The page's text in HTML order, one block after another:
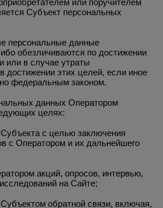
или поручителем
Субъект персональных
персональные данные
обезличиваются по достижении
или в случае утраты
достижении этих целей, если иное
федеральным законом.
данных Оператором
целях:
с целью заключения
с Оператором и их дальнейшего
акций, опросов, интервью,
на Сайте;
обратной связи, включая,